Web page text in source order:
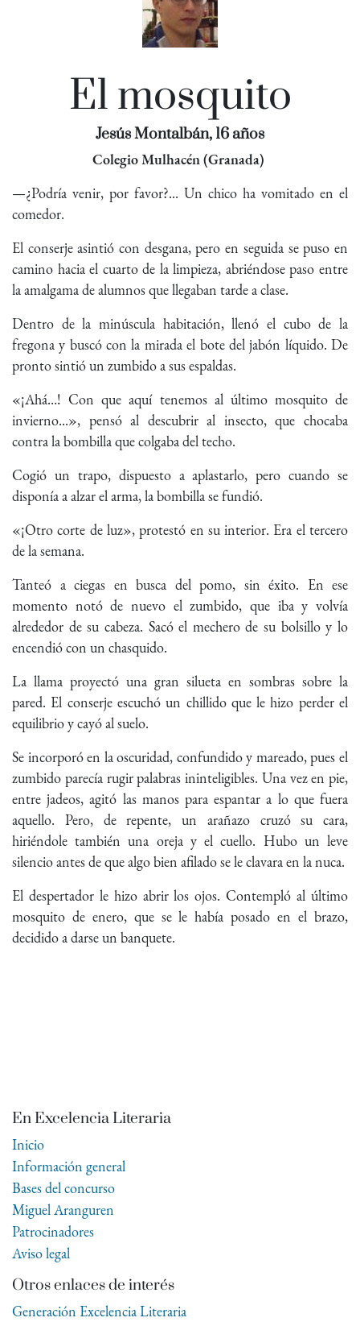
El mosquito
Jesús Montalbán, 16 años
Colegio Mulhacén (Granada)
—¿Podría venir, por favor?... Un chico ha vomitado en el
comedor.
El conserje asintió con desgana, pero en seguida se puso en
camino hacia el cuarto de la limpieza, abriéndose paso entre
la amalgama de alumnos que llegaban tarde a clase.
Dentro de la minúscula habitación, llenó el cubo de la
fregona y buscó con la mirada el bote del jabón líquido. De
pronto sintió un zumbido a sus espaldas.
«¡Ahá…! Con que aquí tenemos al último mosquito de
invierno...», pensó al descubrir al insecto, que chocaba
contra la bombilla que colgaba del techo.
Cogió un trapo, dispuesto a aplastarlo, pero cuando se
disponía a alzar el arma, la bombilla se fundió.
«¡Otro corte de luz», protestó en su interior. Era el tercero
de la semana.
Tanteó a ciegas en busca del pomo, sin éxito. En ese
momento notó de nuevo el zumbido, que iba y volvía
alrededor de su cabeza. Sacó el mechero de su bolsillo y lo
encendió con un chasquido.
La llama proyectó una gran silueta en sombras sobre la
pared. El conserje escuchó un chillido que le hizo perder el
equilibrio y cayó al suelo.
Se incorporó en la oscuridad, confundido y mareado, pues el
zumbido parecía rugir palabras ininteligibles. Una vez en pie,
entre jadeos, agitó las manos para espantar a lo que fuera
aquello. Pero, de repente, un arañazo cruzó su cara,
hiriéndole también una oreja y el cuello. Hubo un leve
silencio antes de que algo bien afilado se le clavara en la nuca.
El despertador le hizo abrir los ojos. Contempló al último
mosquito de enero, que se le había posado en el brazo,
decidido a darse un banquete.
En Excelencia Literaria
Inicio
Información general
Bases del concurso
Miguel Aranguren
Patrocinadores
Aviso legal
Otros enlaces de interés
Generación Excelencia Literaria